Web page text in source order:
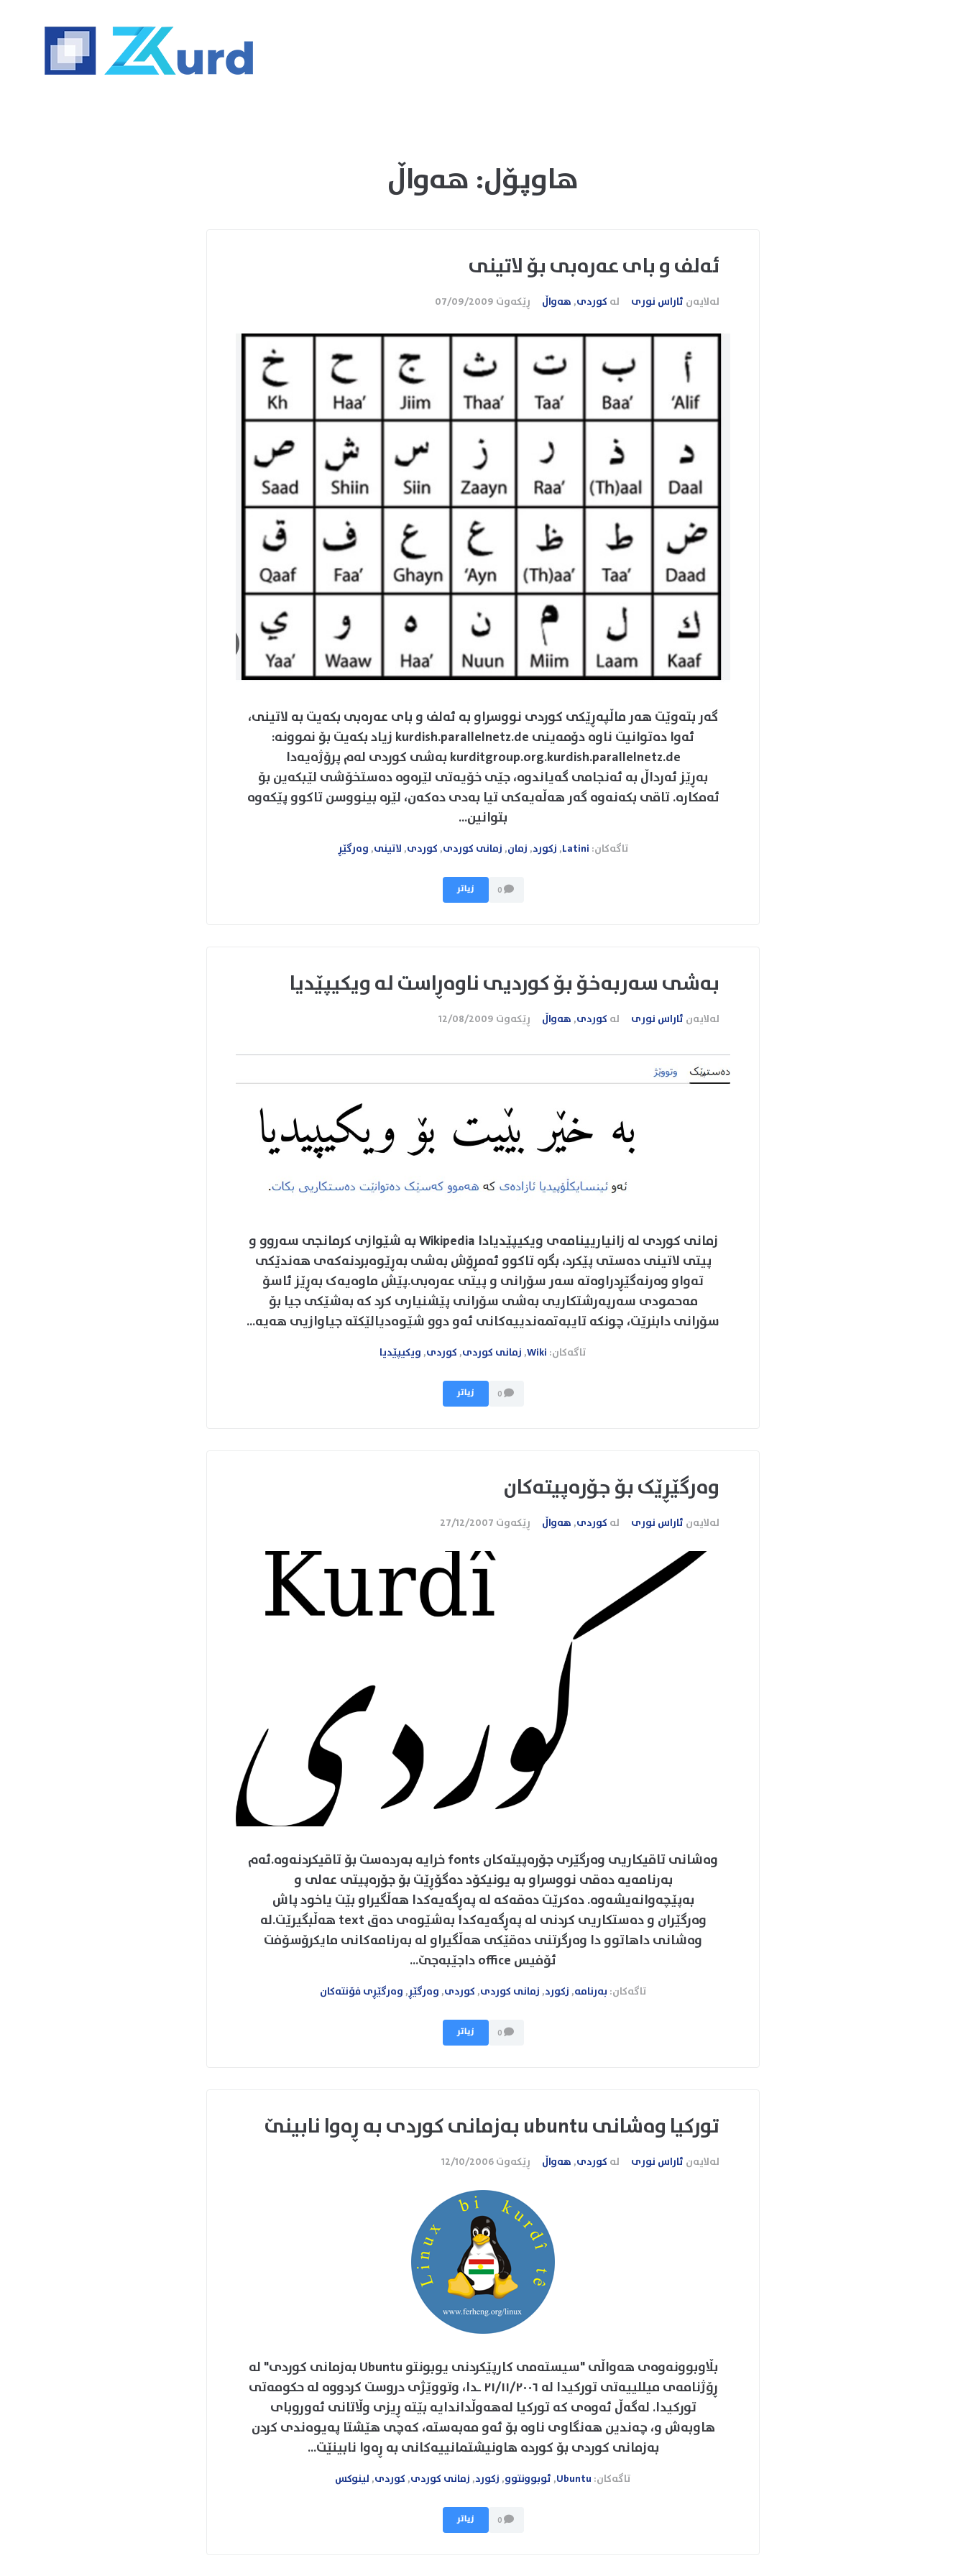
هاوپۆل: هەواڵ
ئەلف و بای عەرەبی بۆ لاتینی
لەلایەن ئاراس نوری لە کوردی,هەواڵ ڕێکەوت 07/09/2009
گەر بتەوێت ھەر ماڵپەڕێکی کوردی نووسراو بە ئەلف و بای عەرەبی بکەیت بە لاتینی،
ئەوا دەتوانیت ناوە دۆمەینی kurdish.parallelnetz.de زیاد بکەیت بۆ نموونە:
kurditgroup.org.kurdish.parallelnetz.de بەشی کوردی لەم پرۆژەیەدا
بەڕێز ئەرداڵ بە ئەنجامی گەیاندوە، جێی خۆیەتی لێرەوە دەستخۆشی لێبکەین بۆ
ئەمکارە. تاقی بکەنەوە گەر ھەڵەیەکی تیا بەدی دەکەن، لێرە بینووسن تاکوو پێکەوە
بتوانین...
تاگەکان: Latini
,زکورد,زمان,زمانی کوردی,کوردی,لاتینی,وەرگێڕ
زیاتر
بەشی سەربەخۆ بۆ کوردیی ناوەڕاست لە ویکیپێدیا
لەلایەن ئاراس نوری لە کوردی,هەواڵ ڕێکەوت 12/08/2009
زمانی کوردی لە زانیاریینامەی ویکیپێدیادا Wikipedia بە شێوازی کرمانجی سەروو و
پیتی لاتینی دەستی پێکرد، بگرە تاکوو ئەمڕۆش بەشی بەڕێوەبردنەکەی ھەندێکی
تەواو وەرنەگێڕدراوەتە سەر سۆرانی و پیتی عەرەبی.پێش ماوەیەک بەڕێز ئاسۆ
مەحمودی سەرپەرشتکاریی بەشی سۆرانی پێشنیاری کرد کە بەشێکی جیا بۆ
سۆرانی دابنرێت، چونکە تایبەتمەندییەکانی ئەو دوو شێوەدیالێکتە جیاوازیی ھەیە...
تاگەکان: Wiki
,زمانی کوردی,کوردی,ویکیپێدیا
زیاتر
وەرگێڕێک بۆ جۆرەپیتەکان
لەلایەن ئاراس نوری لە کوردی,هەواڵ ڕێکەوت 27/12/2007
وەشانی تاقیکاریی وەرگێری جۆرەپیتەکان fonts خرایە بەردەست بۆ تاقیکردنەوە.ئەم
بەرنامەیە دەقی نووسراو بە یونیکۆد دەگۆڕێت بۆ جۆرەپیتی عەلی و
بەپێچەوانەیشەوە. دەکرێت دەقەکە لە پەڕگەیەکدا ھەڵگیراو بێت یاخود پاش
وەرگێران و دەستکاریی کردنی لە پەڕگەیەکدا بەشێوەی دەق text ھەڵبگیرێت.لە
وەشانی داھاتوو دا وەرگرتنی دەقێکی ھەڵگیراو لە بەرنامەکانی مایکرۆسۆفت
ئۆفیس office داجێبەجێ...
تاگەکان: بەرنامە,زکورد,زمانی کوردی,کوردی,وەرگێڕ,وەرگێڕی فۆنتەکان
زیاتر
تورکیا وەشانی ubuntu بەزمانی کوردی بە ڕەوا نابینێ
لەلایەن ئاراس نوری لە کوردی,هەواڵ ڕێکەوت12/10/2006
بڵاوبوونەوەی ھەواڵی "سیستەمی کارپێکردنی یوبونتو Ubuntu بەزمانی کوردی" لە
ڕۆژنامەی میللییەتی تورکیدا لە ٢١/١١/٢٠٠٦ ـدا، وتووێژی دروست کردووە لە حکومەتی
تورکیدا. لەگەڵ ئەوەی کە تورکیا لەھەوڵداندایە بێتە ڕیزی وڵاتانی ئەوروبای
ھاوبەش و، چەندین ھەنگاوی ناوە بۆ ئەو مەبەستە، کەچی ھێشتا پەیوەندی کردن
بەزمانی کوردی بۆ کوردە ھاونیشتمانییەکانی بە ڕەوا نابینێت...
تاگەکان: Ubuntu
,ئوبوونتوو,زکورد,زمانی کوردی,کوردی,لینوکس
زیاتر